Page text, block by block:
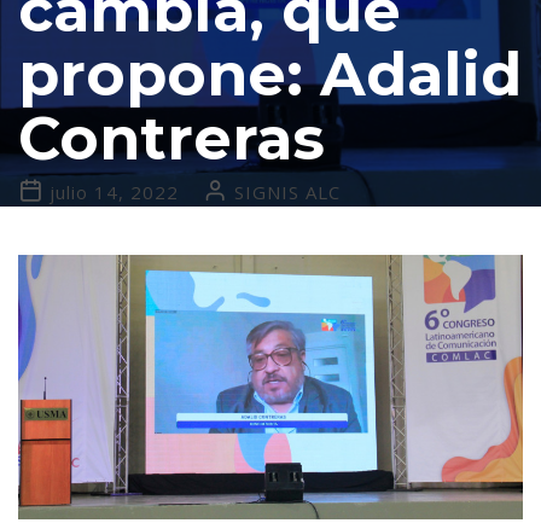
propone: Adalid
Contreras
julio 14, 2022 SIGNIS ALC